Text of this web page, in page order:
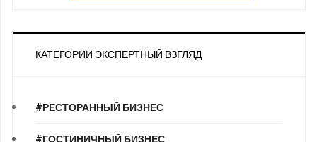
КАТЕГОРИИ ЭКСПЕРТНЫЙ ВЗГЛЯД
#РЕСТОРАННЫЙ БИЗНЕС